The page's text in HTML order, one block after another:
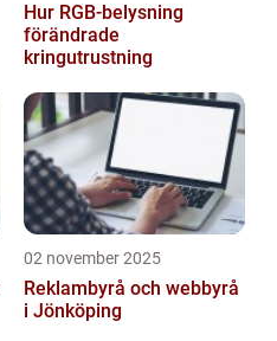
Hur RGB-belysning
förändrade
kringutrustning
02 november 2025
Reklambyrå och webbyrå
i Jönköping